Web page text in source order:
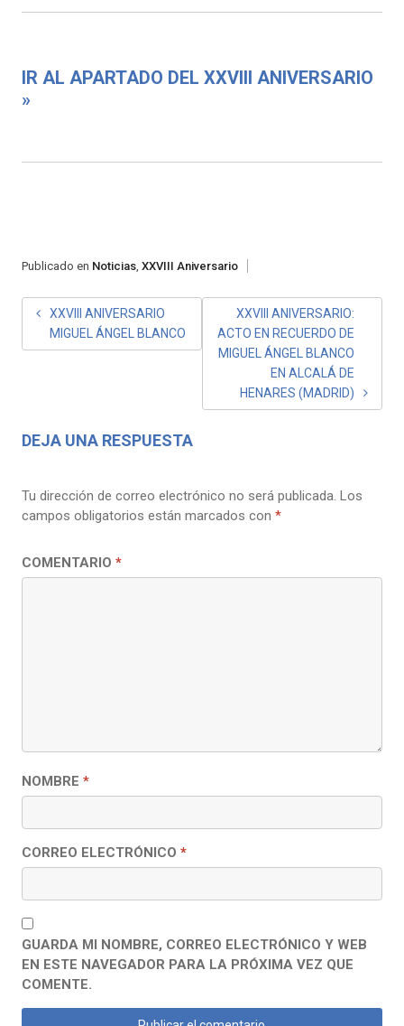
IR AL APARTADO DEL XXVIII ANIVERSARIO
»
Publicado en Noticias, XXVIII Aniversario
NAVEGACIÓN
DE
XXVIII ANIVERSARIO
MIGUEL ÁNGEL BLANCO
XXVIII ANIVERSARIO:
ACTO EN RECUERDO DE
MIGUEL ÁNGEL BLANCO
EN ALCALÁ DE
HENARES (MADRID)
DEJA UNA RESPUESTA
Tu dirección de correo electrónico no será publicada. Los
campos obligatorios están marcados con *
COMENTARIO *
NOMBRE *
CORREO ELECTRÓNICO *
GUARDA MI NOMBRE, CORREO ELECTRÓNICO Y WEB
EN ESTE NAVEGADOR PARA LA PRÓXIMA VEZ QUE
COMENTE.